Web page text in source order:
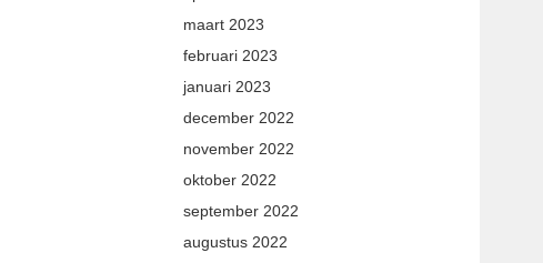
maart 2023
februari 2023
januari 2023
december 2022
november 2022
oktober 2022
september 2022
augustus 2022